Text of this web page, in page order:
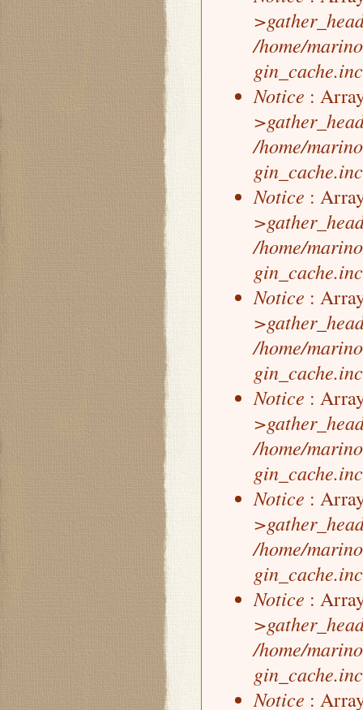
/home/
gin_cache.inc
Notice :
/home/
gin_cache.inc
Notice :
/home/
gin_cache.inc
Notice :
/home/
gin_cache.inc
Notice :
/home/
gin_cache.inc
Notice :
/home/
gin_cache.inc
Notice :
/home/
gin_cache.inc
Notice :